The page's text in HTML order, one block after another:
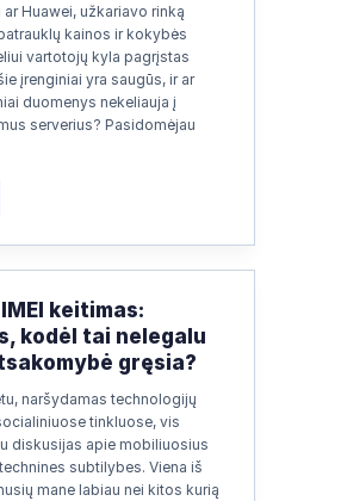
ar Huawei, užkariavo rinką
kainos ir kokybės
vartotojų kyla pagrįstas
įrenginiai yra saugūs, ir ar
duomenys nekeliauja į
serverius? Pasidomėjau
keitimas:
kodėl tai nelegalu
gręsia?
naršydamas technologijų
tinkluose, vis
diskusijas apie mobiliuosius
subtilybes. Viena iš
mane labiau nei kitos kurią